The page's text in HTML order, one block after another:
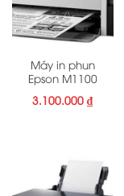
Máy in phun
Epson M1100
3.100.000₫